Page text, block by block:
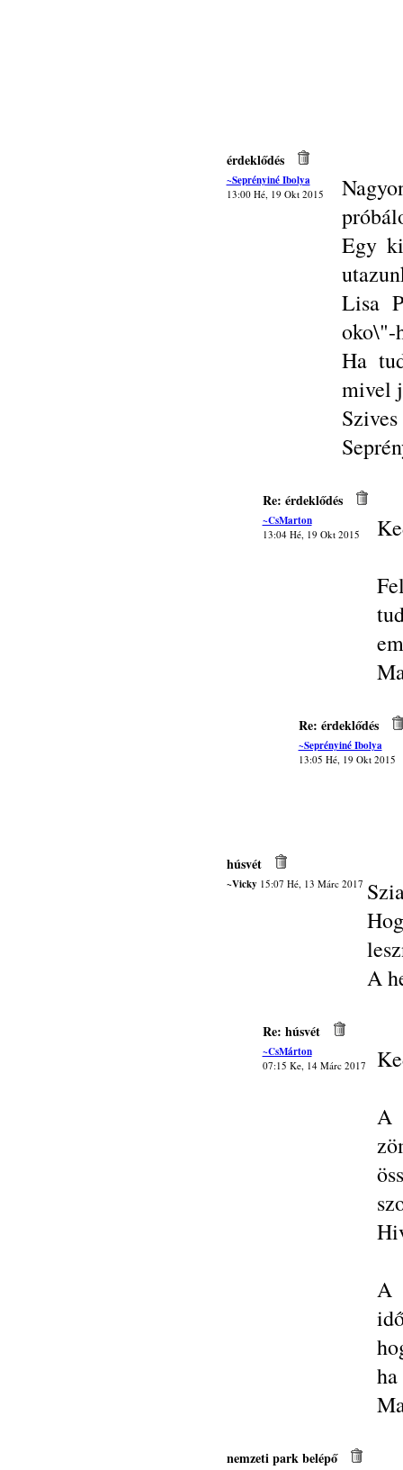
érdeklődés
~Seprényiné Ibolya
13:00 Hé, 19 Okt 2015
Egy
Lisa
oko\"-
Ha
mivel
Re: érdeklődés
~CsMarton
13:04 Hé, 19 Okt 2015
Re: érdeklődés
~Seprényiné Ibolya
13:05 Hé, 19 Okt 2015
húsvét
~Vicky 15:07 Hé, 13 Márc 2017
A
Re: húsvét
~CsMárton
07:15 Ke, 14 Márc 2017
A
A
nemzeti park belépő